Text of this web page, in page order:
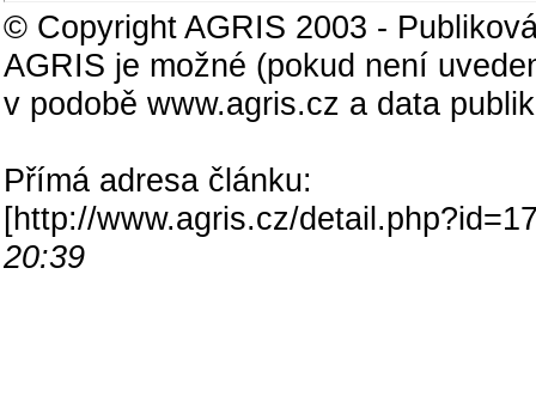
© Copyright AGRIS 2003 -
AGRIS je možné (pokud není
v podobě www.agris.cz a data
Přímá adresa článku:
[http://www.agris.cz/
20:39